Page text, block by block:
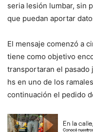
seria lesión lumbar, sin
que puedan aportar
El mensaje comenzó a
tiene como objetivo
transportaran el pasado
hs en uno de los
continuación el pedido